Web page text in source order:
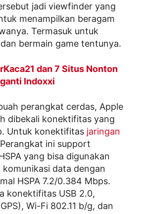
jadi viewfinder yang
menampilkan beragam
Termasuk untuk
bermain game tentunya.
dan 7 Situs Nonton
Indoxxi
perangkat cerdas, Apple
dibekali konektifitas yang
Untuk konektifitas jaringan
ini support
yang bisa digunakan
data dengan
HSPA 7.2/0.384 Mbps.
konektifitas USB 2.0,
Wi-Fi 802.11 b/g, dan